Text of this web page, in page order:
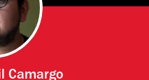
Camargo